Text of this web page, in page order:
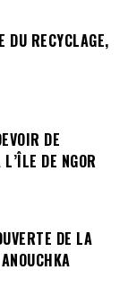
DU RECYCLAGE,
DE
DE NGOR
DE LA